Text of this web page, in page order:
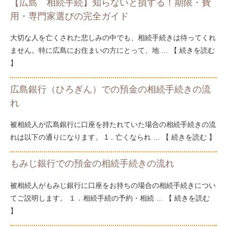
【広島 相続手続】知らないと損する！期限・費
用・専門家選びの完全ガイド
大切な人を亡くされた悲しみの中でも、相続手続きは待ってくれ
ません。特に広島にお住まいの方にとって、地 …
続きを読む
広島銀行（ひろぎん）での預金の相続手続きの流
れ
被相続人が広島銀行に口座を持たれていた場合の相続手続きの流
れは以下の通りになります。 1．亡くなられ …
続きを読む
もみじ銀行での預金の相続手続きの流れ
被相続人がもみじ銀行に口座をお持ちの場合の相続手続きについ
てご説明します。 １．相続手続の予約・相続 …
続きを読む